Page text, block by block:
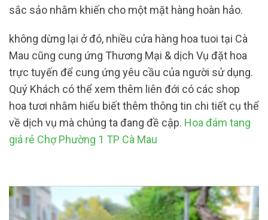
sắc sảo nhằm khiến cho một mặt hàng hoàn hảo.
không dừng lại ở đó, nhiều cửa hàng hoa tuoi tại Cà
Mau cũng cung ứng Thương Mại & dịch Vụ đặt hoa
trực tuyến để cung ứng yêu cầu của người sử dụng.
Quý Khách có thể xem thêm liên đới có các shop
hoa tươi nhằm hiểu biết thêm thông tin chi tiết cụ thể
về dịch vụ mà chúng ta đang đề cập. Hoa đám tang
giá rẻ Chợ Phường 1 TP Cà Mau